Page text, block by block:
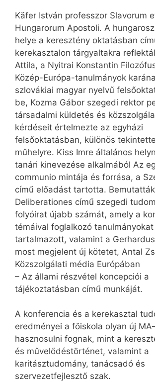
Käfer István professzor Slavorum
Hungarorum Apostoli. A
helye a keresztény oktatásban
kerekasztalon tárgyaltakra
Attila, a Nyitrai Konstantin
Közép-Európa-tanulmányok
szlovákiai magyar nyelvű
be, Kozma Gábor szegedi rektor
társadalmi küldetés és
kérdéseit értelmezte az egyházi
felsőoktatásban, különös
műhelyre. Kiss Imre általános
tanári kinevezése alkalmából Az
communio mintája és forrása, a
című előadást tartotta.
Deliberationes című szegedi
folyóirat újabb számát, amely a
témáival foglalkozó tanulmányokat
tartalmazott, valamint a
most megjelent új kötetet, Antal
Közszolgálati média Európában
– Az állami részvétel koncepciói a
tájékoztatásban című munkáját.
A konferencia és a kerekasztal
eredményei a főiskola olyan új
hasznosulni fognak, mint a
és művelődéstörténet, valamint a
karitásztudomány, tanácsadó és
szervezetfejlesztő szak.